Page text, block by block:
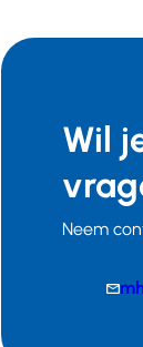
Wil
Neem